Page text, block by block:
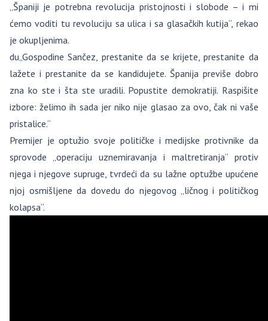
„Španiji je potrebna revolucija pristojnosti i slobode – i mi
ćemo voditi tu revoluciju sa ulica i sa glasačkih kutija“, rekao
je okupljenima.
du„Gospodine Sančez, prestanite da se krijete, prestanite da
lažete i prestanite da se kandidujete. Španija previše dobro
zna ko ste i šta ste uradili. Popustite demokratiji. Raspišite
izbore: želimo ih sada jer niko nije glasao za ovo, čak ni vaše
pristalice.“
Premijer je optužio svoje političke i medijske protivnike da
sprovode „operaciju uznemiravanja i maltretiranja“ protiv
njega i njegove supruge, tvrdeći da su lažne optužbe upućene
njoj osmišljene da dovedu do njegovog „ličnog i političkog
kolapsa“.